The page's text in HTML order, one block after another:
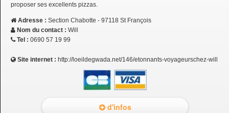
proposer ses excellents pizzas.
Adresse : Section Chabotte - 97118 St François
Nom du contact : Will
Tel : 0690 57 19 99
Site internet : http://loeildegwada.net/146/etonnants-voyageurschez-will
d'infos